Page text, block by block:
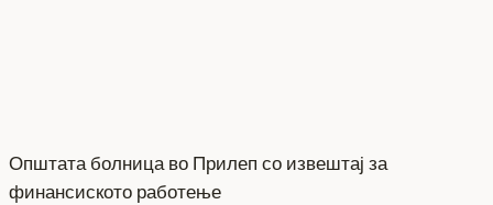
Општата болница во Прилеп со извештај за
финансиското работење